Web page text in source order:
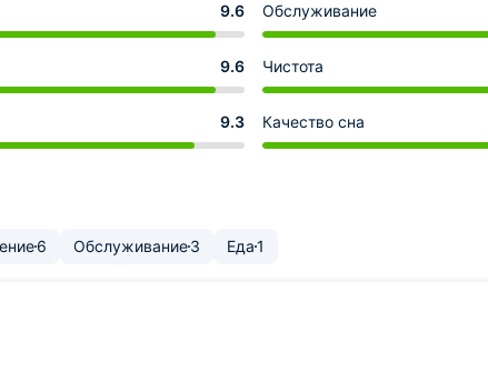
9.6 Обслуживание
9.6 Чистота
9.3 Качество сна
6 Обслуживание3 Еда1